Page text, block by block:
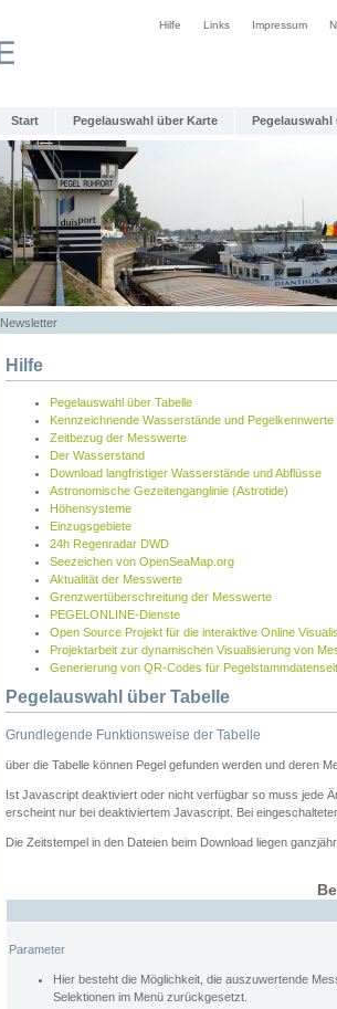
Hilfe Links Impressum
Start Pegelauswahl über Karte Pegelauswahl
Newsletter
Hilfe
Pegelauswahl über Tabelle
Kennzeichnende Wasserstände und Pegelkennwerte
Zeitbezug der Messwerte
Der Wasserstand
Download langfristiger Wasserstände und Abflüsse
Astronomische Gezeitenganglinie (Astrotide)
Höhensysteme
Einzugsgebiete
24h Regenradar DWD
Seezeichen von OpenSeaMap.org
Aktualität der Messwerte
Grenzwertüberschreitung der Messwerte
PEGELONLINE-Dienste
Open Source Projekt für die interaktive Online
Projektarbeit zur dynamischen Visualisierung von
Generierung von QR-Codes für
Pegelauswahl über Tabelle
Grundlegende Funktionsweise der Tabelle
über die Tabelle können Pegel gefunden werden und deren
Ist Javascript deaktiviert oder nicht verfügbar so muss jede
erscheint nur bei deaktiviertem Javascript. Bei
Die Zeitstempel in den Dateien beim Download liegen
Parameter
Hier besteht die Möglichkeit, die auszuwertende
Selektionen im Menü zurückgesetzt.